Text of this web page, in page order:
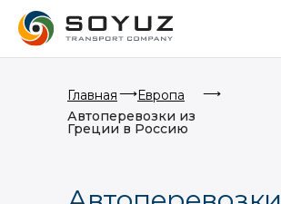
Главная⟶Европа
⟶
Автоперевозки из
Греции в Россию